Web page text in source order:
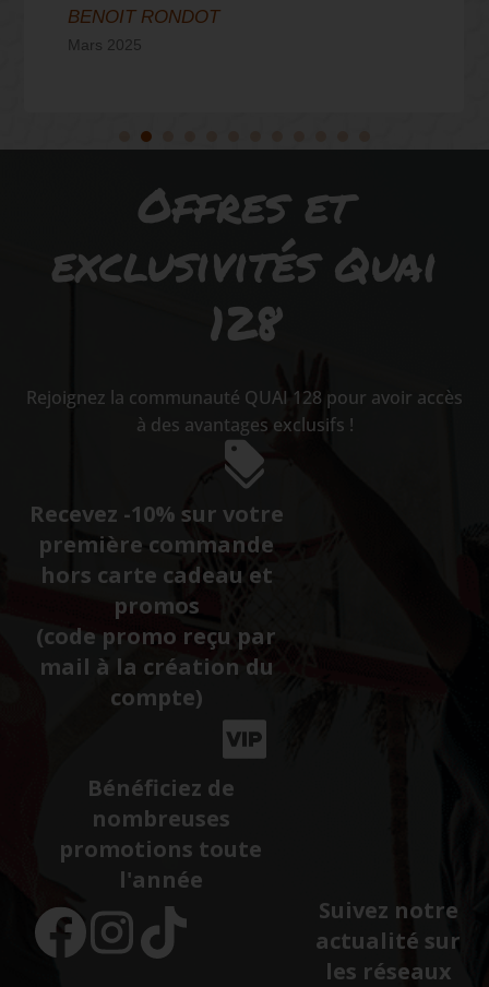
BENOIT RONDOT
Mars 2025
Offres et
exclusivités Quai
128
Rejoignez la communauté QUAI 128 pour avoir accès
à des avantages exclusifs !
Recevez -10% sur votre
première commande
hors carte cadeau et
promos
(code promo reçu par
mail à la création du
compte)
Bénéficiez de
nombreuses
promotions toute
l'année
Suivez notre
actualité sur
les réseaux